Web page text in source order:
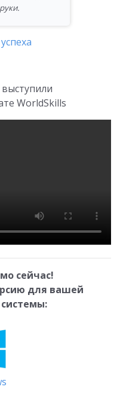
WorldSkills
сейчас!
для вашей